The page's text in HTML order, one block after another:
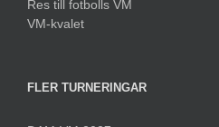
Res till fotbolls VM
VM-kvalet
FLER TURNERINGAR